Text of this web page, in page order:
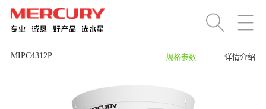
MIPC4312P 规格参数 详情介绍